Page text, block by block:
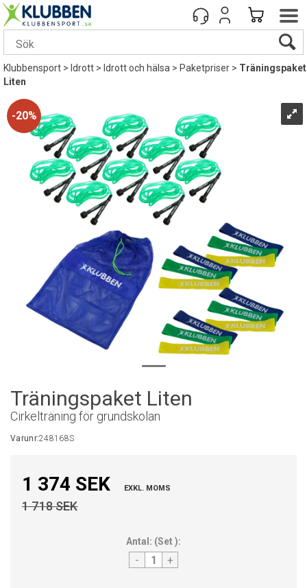
Klubbensport> Idrott> Idrott och hälsa>Paketpriser>Träningspaket
Liten
20%
Träningspaket Liten
Cirkelträning för grundskolan
Varunr:248168S
1 374 SEK EXKL. MOMS
1 718 SEK
Antal: (Set):
- +